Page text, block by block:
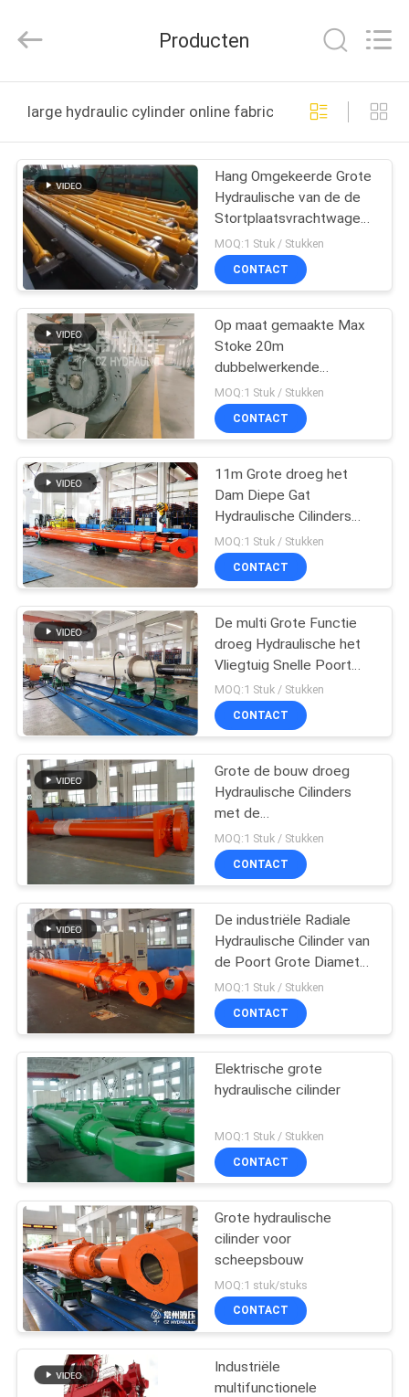
PRODUCTEN
VIDEO'S
OVER
ONS
FABRIEKSTOCHT
KWALITEITSCONTROLE
NEEM
CONTACT
MET
ONS
OP
VRAAG
EEN
OFFERTE
SITEMAP
PRIVACYBELEID
EQUIPMENT
CO.,LTD.
Reserved.
Producten
large hydraulic cylinder online fabricage
Hang Omgekeerde Grote
Hydraulische van de de
Stortplaatsvrachtwagen
van de Cilinder Lange
Slag het
Hijstoestelcilinder
MOQ:1 Stuk / Stukken
CONTACT
Op maat gemaakte Max
Stoke 20m
dubbelwerkende
hydraulische cilinders
Voor dammen en diverse
industrieën
MOQ:1 Stuk / Stukken
CONTACT
11m Grote droeg het
Dam Diepe Gat
Hydraulische Cilinders
Radiale Poort 1000KN
MOQ:1 Stuk / Stukken
CONTACT
De multi Grote Functie
droeg Hydraulische het
Vliegtuig Snelle Poort
van de
Cilindersproductiviteit
MOQ:1 Stuk / Stukken
CONTACT
Grote de bouw droeg
Hydraulische Cilinders
met de
Verplaatsingssensor
MOQ:1 Stuk / Stukken
CONTACT
De industriële Radiale
Hydraulische Cilinder van
de Poort Grote Diameter
in Waterkrachtproject
MOQ:1 Stuk / Stukken
CONTACT
Elektrische grote
hydraulische cilinder
MOQ:1 Stuk / Stukken
CONTACT
Grote hydraulische
cilinder voor
scheepsbouw
MOQ:1 stuk/stuks
CONTACT
Industriële
multifunctionele